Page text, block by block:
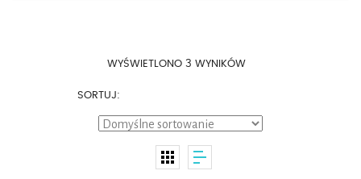
WYŚWIETLONO 3 WYNIKÓW
SORTUJ: